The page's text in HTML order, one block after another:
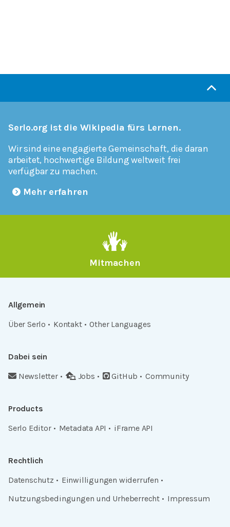
Serlo.org ist die Wikipedia fürs Lernen.
Wir sind eine engagierte Gemeinschaft, die daran
arbeitet, hochwertige Bildung weltweit frei
verfügbar zu machen.
Mehr erfahren
Mitmachen
Allgemein
Über Serlo
Kontakt Other Languages
Dabei sein
Newsletter
Jobs GitHub Community
Products
Serlo Editor
Metadata API iFrame API
Rechtlich
Datenschutz
Einwilligungen widerrufen
Nutzungsbedingungen und Urheberrecht
Impressum